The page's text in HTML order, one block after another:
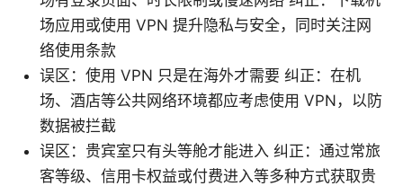
场应用或使用 VPN 提升隐私与安全，同时关注网
络使用条款
误区：使用 VPN 只是在海外才需要 纠正：在机
场、酒店等公共网络环境都应考虑使用 VPN，以防
数据被拦截
误区：贵宾室只有头等舱才能进入 纠正：通过常旅
客等级、信用卡权益或付费进入等多种方式获取贵